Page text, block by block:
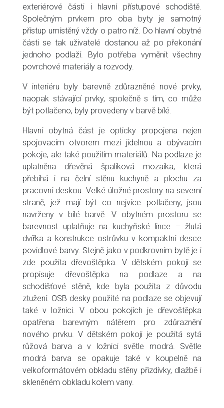
exteriérové části i hlavní přístupové schodiště.
Společným prvkem pro oba byty je samotný
přístup umístěný vždy o patro níž. Do hlavní obytné
části se tak uživatelé dostanou až po překonání
jednoho podlaží. Bylo potřeba vyměnit všechny
povrchové materiály a rozvody.
V interiéru byly barevně zdůrazněné nové prvky,
naopak stávající prvky, společně s tím, co může
být potlačeno, byly provedeny v barvě bílé.
Hlavní obytná část je opticky propojena nejen
spojovacím otvorem mezi jídelnou a obývacím
pokoje, ale také použitím materiálů. Na podlaze je
uplatněna dřevěná špalíková mozaika, která
přebíhá i na čelní stěnu kuchyně a plochu za
pracovní deskou. Velké úložné prostory na severní
straně, jež mají být co nejvíce potlačeny, jsou
navrženy v bílé barvě. V obytném prostoru se
barevnost uplatňuje na kuchyňské lince – žlutá
dvířka a konstrukce ostrůvku v kompaktní desce
povidlové barvy. Stejně jako v podkrovním bytě je i
zde použita dřevoštěpka. V dětském pokoji se
propisuje dřevoštěpka na podlaze a na
schodišťové stěně, kde byla použita z důvodu
ztužení. OSB desky použité na podlaze se objevují
také v ložnici. V obou pokojích je dřevoštěpka
opatřena barevným nátěrem pro zdůraznění
nového prvku. V dětském pokoji je použitá sytá
růžová barva a v ložnici světle modrá. Světle
modrá barva se opakuje také v koupelně na
velkoformátovém obkladu stěny přizdívky, dlažbě i
skleněném obkladu kolem vany.